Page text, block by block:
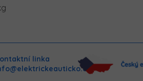
linka